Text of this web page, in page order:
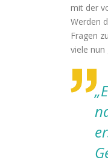
mit der
Werden
Fragen
viele nun